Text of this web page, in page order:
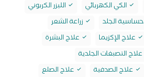
الكي الكهربائي
الليزر الكربوني
حساسية الجلد
زراعة الشعر
علاج الإكزيما
علاج البشرة
علاج التصبغات الجلدية
علاج الصدفية
علاج الصلع